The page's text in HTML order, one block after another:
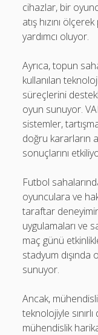
cihazlar, bir
atış hızını
yardımcı oluyor.
Ayrıca, topun
kullanılan
süreçlerini
oyun sunuyor.
sistemler,
doğru kararların
sonuçlarını
Futbol
oyunculara ve
taraftar
uygulamaları ve
maç günü
stadyum
sunuyor.
Ancak,
teknolojiyle
mühendislik